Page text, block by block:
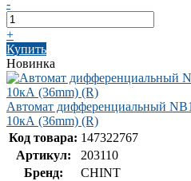
-
+
Купить
Новинка
Автомат дифференциальный
10кА (36mm) (R)
Код товара: 147322767
Артикул:
203110
Бренд:
CHINT